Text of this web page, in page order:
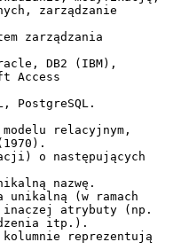
zarządzanie
zarządzania
DB2 (IBM),
Access
PostgreSQL.
relacyjnym,
o następujących
nazwę.
unikalną (w ramach
atrybuty (np.
itp.).
kolumnie reprezentują